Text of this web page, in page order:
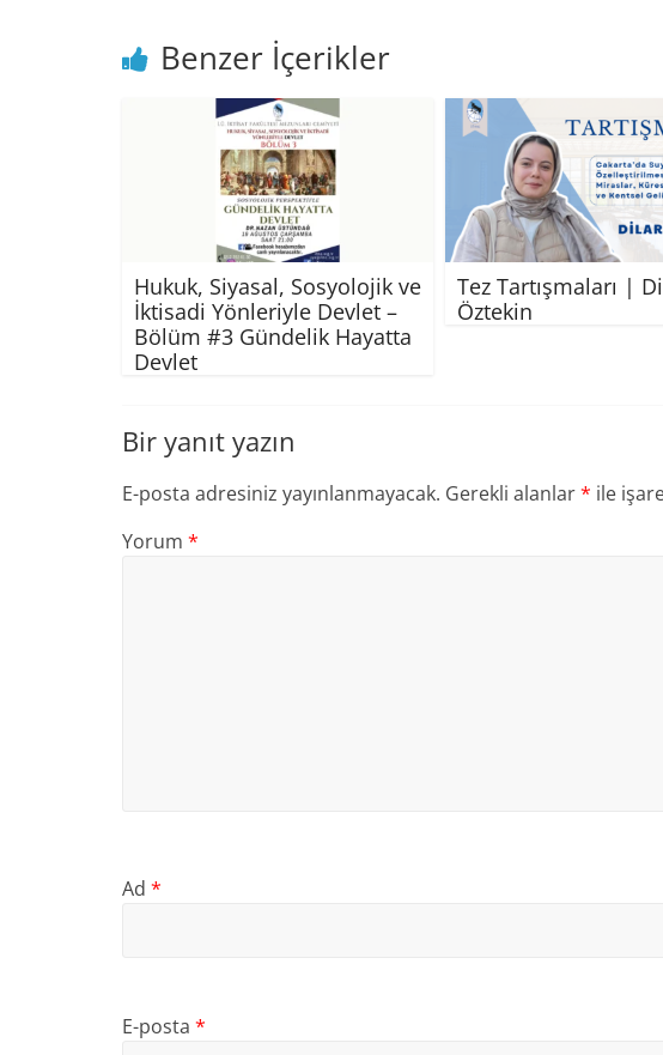
Benzer İçerikler
Hukuk, Siyasal, Sosyolojik ve
İktisadi Yönleriyle Devlet –
Bölüm #3 Gündelik Hayatta
Devlet
Tez Tartışmaları |
Öztekin
Bir yanıt yazın
E-posta adresiniz yayınlanmayacak. Gerekli alanlar* ile
Yorum *
Ad *
E-posta *